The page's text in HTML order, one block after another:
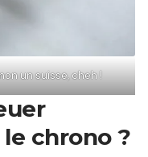
un suisse, cheh !
chrono ?